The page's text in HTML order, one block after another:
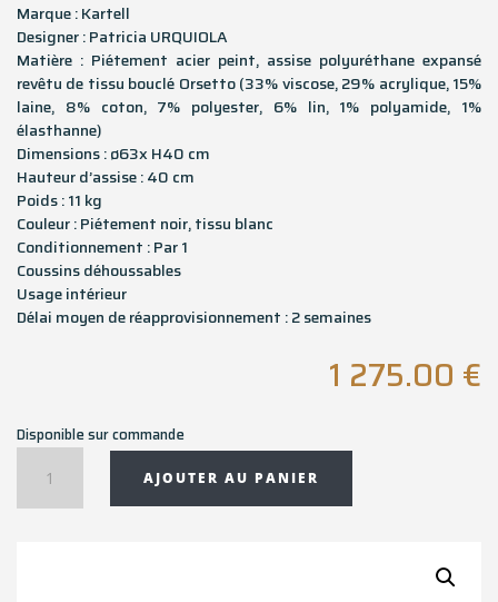
Marque : Kartell
Designer : Patricia URQUIOLA
Matière : Piétement acier peint, assise polyuréthane expansé
revêtu de tissu bouclé Orsetto (33% viscose, 29% acrylique, 15%
laine, 8% coton, 7% polyester, 6% lin, 1% polyamide, 1%
élasthanne)
Dimensions : ø63x H40 cm
Hauteur d’assise : 40 cm
Poids : 11 kg
Couleur : Piétement noir, tissu blanc
Conditionnement : Par 1
Coussins déhoussables
Usage intérieur
Délai moyen de réapprovisionnement : 2 semaines
1 275.00 €
Disponible sur commande
Pouf-
AJOUTER AU PANIER